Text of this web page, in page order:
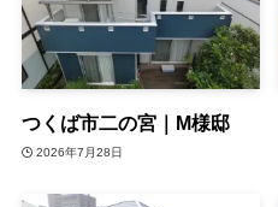
つくば市二の宮｜M様邸
2026年7月28日